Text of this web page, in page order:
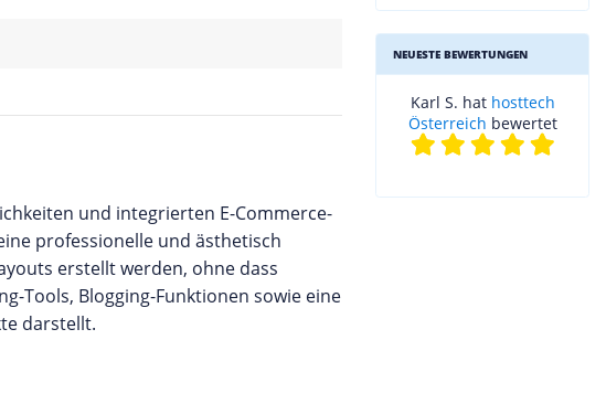
und integrierten E-Commerce-
professionelle und ästhetisch
erstellt werden, ohne dass
Tools, Blogging-Funktionen sowie eine
darstellt.
NEUESTE BEWERTUNGEN
Karl S. hat hosttech
Österreich bewertet